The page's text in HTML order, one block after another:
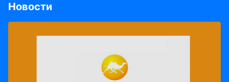
Новости